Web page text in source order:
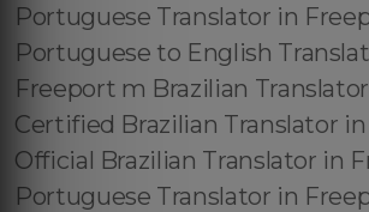
Portuguese Translator in
Portuguese to English
Freeport m Brazilian
Certified Brazilian Translator
Official Brazilian Translator in
Portuguese Translator in